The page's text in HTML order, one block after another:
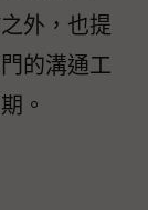
外，也提
的溝通工
。